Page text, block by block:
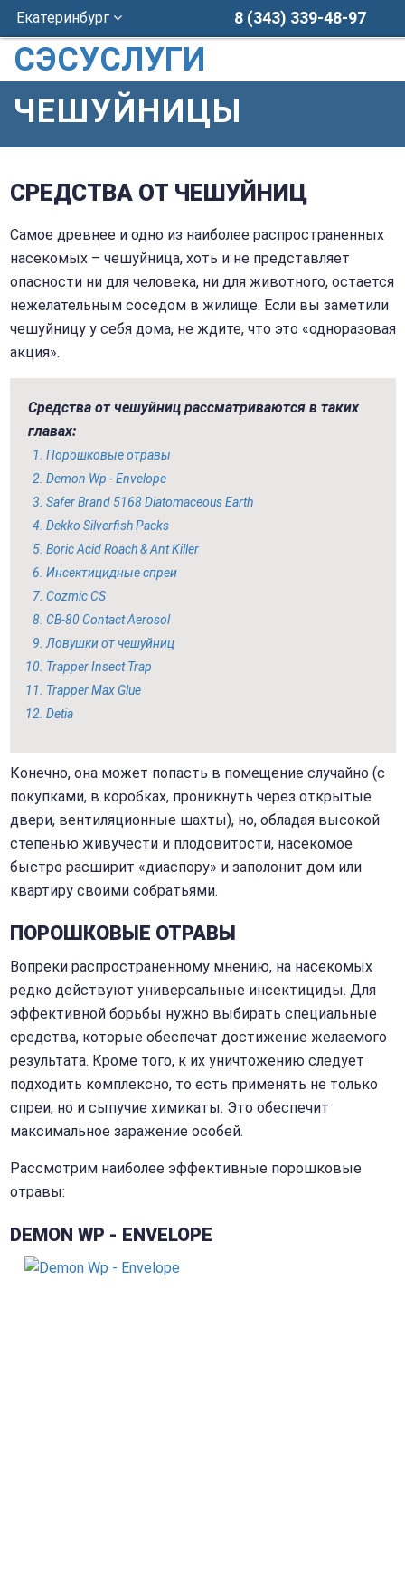
Екатеринбург 8 (343) 339-48-97
СЭСУСЛУГИ
ЧЕШУЙНИЦЫ
СРЕДСТВА ОТ ЧЕШУЙНИЦ
Самое древнее и одно из наиболее распространенных
насекомых – чешуйница, хоть и не представляет
опасности ни для человека, ни для животного, остается
нежелательным соседом в жилище. Если вы заметили
чешуйницу у себя дома, не ждите, что это «одноразовая
акция».
Средства от чешуйниц рассматриваются в таких
главах:
Порошковые отравы
Demon Wp - Envelope
Safer Brand 5168 Diatomaceous Earth
Dekko Silverfish Packs
Boric Acid Roach & Ant Killer
Инсектицидные спреи
Cozmic CS
CB-80 Contact Aerosol
Ловушки от чешуйниц
Trapper Insect Trap
Trapper Max Glue
Detia
Конечно, она может попасть в помещение случайно (с
покупками, в коробках, проникнуть через открытые
двери, вентиляционные шахты), но, обладая высокой
степенью живучести и плодовитости, насекомое
быстро расширит «диаспору» и заполонит дом или
квартиру своими собратьями.
ПОРОШКОВЫЕ ОТРАВЫ
Вопреки распространенному мнению, на насекомых
редко действуют универсальные инсектициды. Для
эффективной борьбы нужно выбирать специальные
средства, которые обеспечат достижение желаемого
результата. Кроме того, к их уничтожению следует
подходить комплексно, то есть применять не только
спреи, но и сыпучие химикаты. Это обеспечит
максимальное заражение особей.
Рассмотрим наиболее эффективные порошковые
отравы:
DEMON WP - ENVELOPE